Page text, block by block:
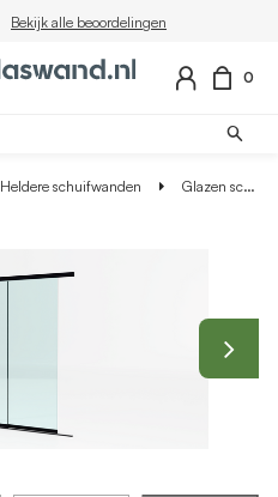
Bekijk alle beoordelingen
0
Heldere schuifwanden Glazen schuifwand zwart - Helder glas - 2 railsysteem tot 161 cm breed